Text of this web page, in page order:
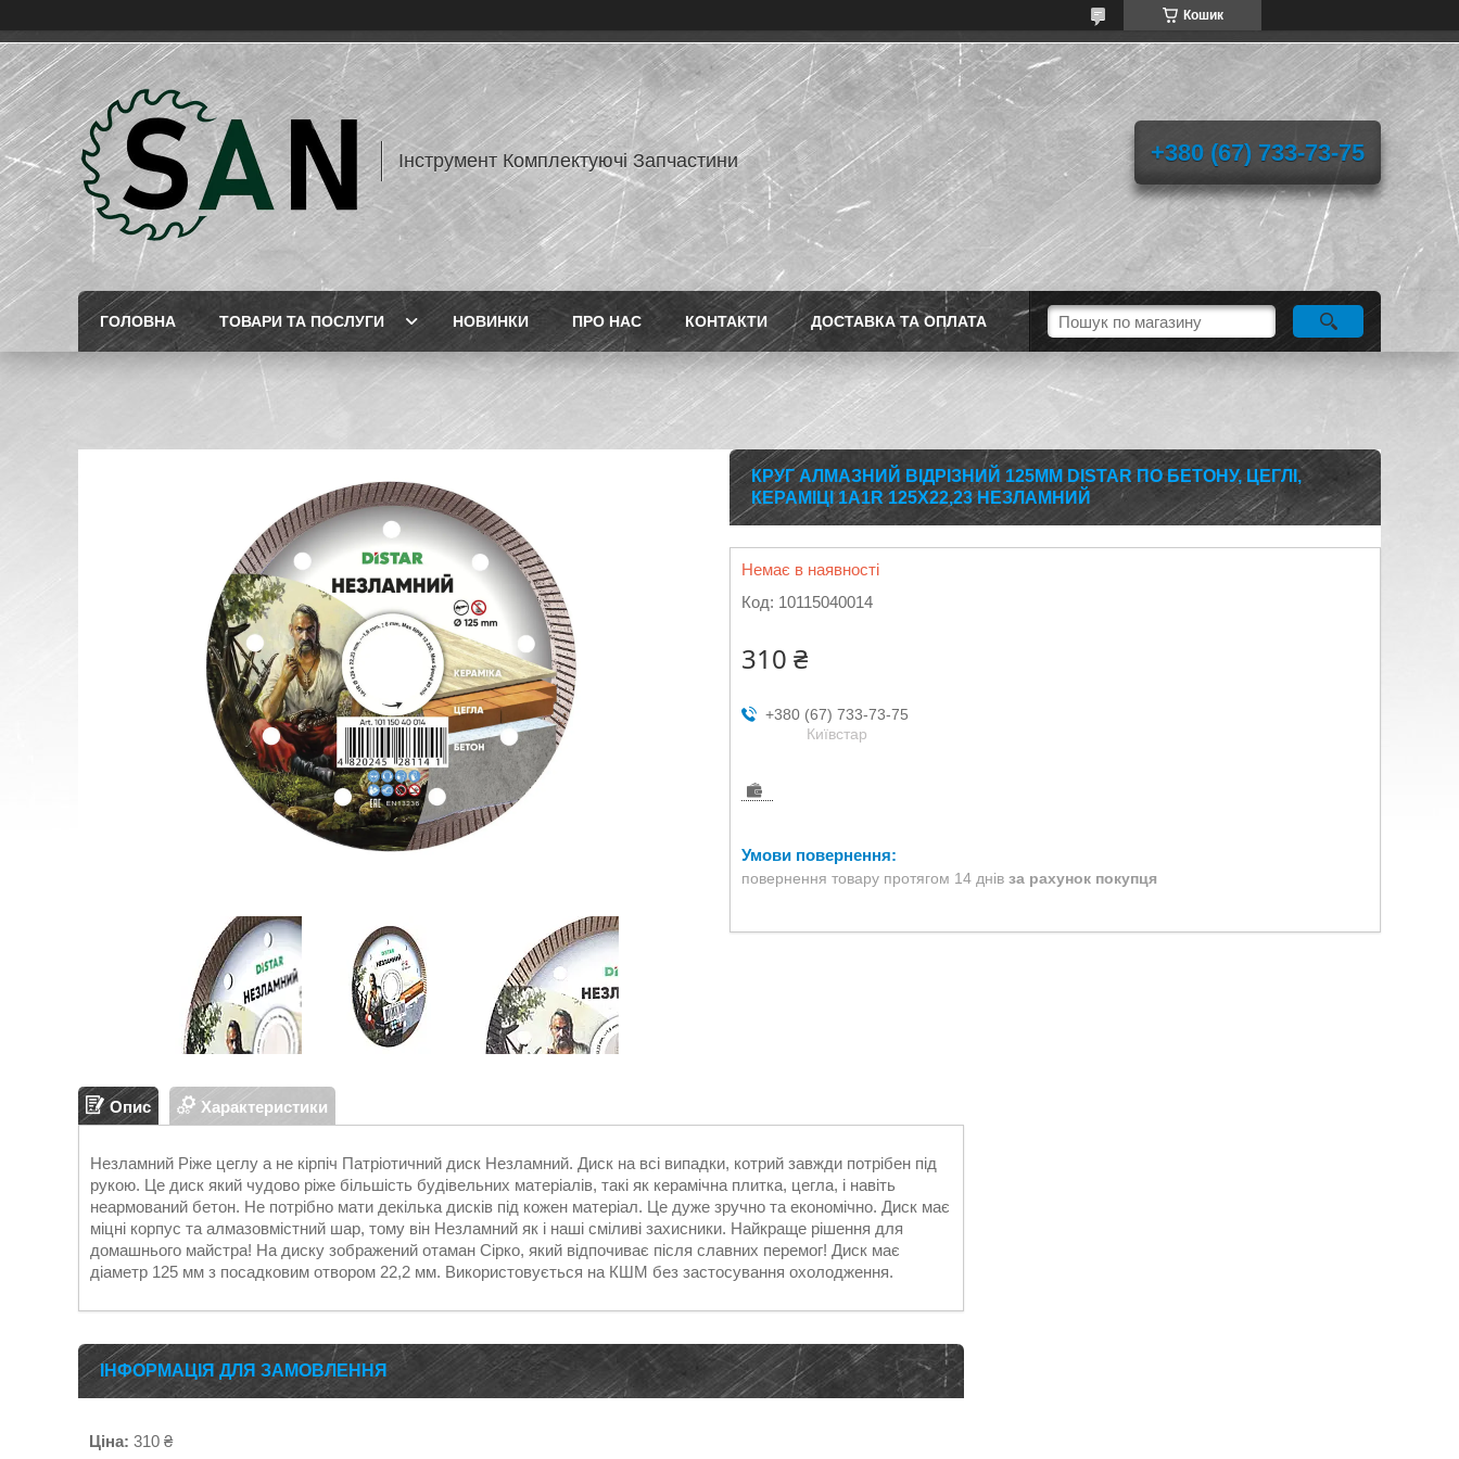
Кошик
Інструмент Комплектуючі Запчастини +380 (67) 733-73-75
ГОЛОВНА ТОВАРИ ТА ПОСЛУГИ НОВИНКИ ПРО НАС КОНТАКТИ ДОСТАВКА ТА ОПЛАТА
КРУГ АЛМАЗНИЙ ВІДРІЗНИЙ 125ММ DISTAR ПО БЕТОНУ, ЦЕГЛІ,
КЕРАМІЦІ 1A1R 125X22,23 НЕЗЛАМНИЙ
Немає в наявності
Код: 10115040014
310 ₴
+380 (67) 733-73-75
Київстар
повернення товару протягом 14 днів за рахунок покупця
Опис Характеристики
Незламний Ріже цеглу а не кірпіч Патріотичний диск Незламний. Диск на всі випадки, котрий завжди потрібен під
рукою. Це диск який чудово ріже більшість будівельних матеріалів, такі як керамічна плитка, цегла, і навіть
неармований бетон. Не потрібно мати декілька дисків під кожен матеріал. Це дуже зручно та економічно. Диск має
міцні корпус та алмазовмістний шар, тому він Незламний як і наші сміливі захисники. Найкраще рішення для
домашнього майстра! На диску зображений отаман Сірко, який відпочиває після славних перемог! Диск має
діаметр 125 мм з посадковим отвором 22,2 мм. Використовується на КШМ без застосування охолодження.
ІНФОРМАЦІЯ ДЛЯ ЗАМОВЛЕННЯ
Ціна: 310 ₴